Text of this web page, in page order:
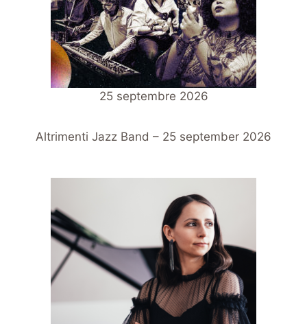
25 septembre 2026
Altrimenti Jazz Band – 25 september 2026